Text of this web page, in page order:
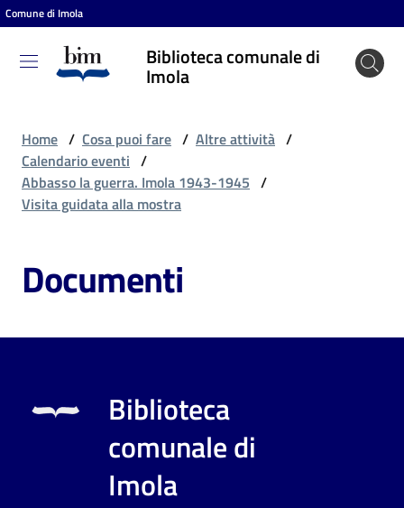
Vai al contenuto
Vai alla navigazione
Vai al footer
Comune di Imola
Biblioteca comunale di
Imola
Biblioteca
comunale
Entra
Cosa
puoi
Home / Cosa puoi fare / Altre attività /
Calendario eventi /
Abbasso la guerra. Imola 1943-1945 /
Visita guidata alla mostra
Documenti
Biblioteca
comunale di
Imola